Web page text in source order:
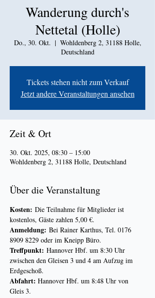
Wanderung durch's
Nettetal (Holle)
Do., 30. Okt.
  |
Wohldenberg 2, 31188 Holle,
Deutschland
Tickets stehen nicht zum Verkauf
Jetzt andere Veranstaltungen ansehen
Zeit & Ort
30. Okt. 2025, 08:30 – 15:00
Wohldenberg 2, 31188 Holle, Deutschland
Über die Veranstaltung
Kosten: Die Teilnahme für Mitglieder ist
kostenlos, Gäste zahlen 5,00 €.
Anmeldung: Bei Rainer Karthus, Tel. 0176
8909 8229 oder im Kneipp Büro.
Treffpunkt: Hannover Hbf. um 8:30 Uhr
zwischen den Gleisen 3 und 4 am Aufzug im
Erdgeschoß.
Abfahrt: Hannover Hbf. um 8:48 Uhr von
Gleis 3.